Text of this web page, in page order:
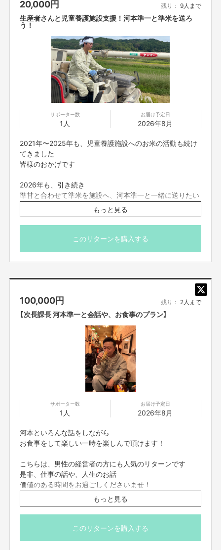
■児童養護施設への準甘・準米プロジェクトについて■
児童養護施設への準甘、お米寄贈のご支援では、
準甘やお米プロジェクトに、
集まったご支援額に応じて配送料をひいて個数を決め、
各児童施設の子供達へ届けるため、
発送の手続きに、順次入らせて頂きます。
準米、準甘、共に
生産->発送の手続きを順次取らせて頂きます。
おわりに
エンタテイメントは、不要不急かもしれません。
ですが、できることはあるんです！
心の底から笑顔になれるその日まで、微力ながら私も自分ができることに取
【ご支援にあたってのご注意事項】
■お送りした動画の、転売、他者(使用目的以外の)への転
送、SNS等に詳細な動画内容を投稿することは禁止です。
■購入する権利の転売や譲渡は禁止とさせていただきます。
■購入者は、個人的かつ非商用の目的に限り、動画を無期限で利用すること
ができます。
※営利目的、宣伝広告などの販売促進目的での利用や、譲渡、賃貸又は頒
布、インターネット等を通じた不特定多数の第三者へ配布・配信・販売等、
上記以外の利用は認められません。
■二次利用の目的や、有料イベントやPR目的での配信イベント・番組など
への使用は基本NGとします。
■購入いただいた動画の著作権はタレント本人又は当社に帰属します。購入
により、購入者に動画の著作権等の権利が譲渡されるものではございませ
■購入者が入力した全ての情報について、これらを蓄積し本サービスの円滑
な運営を目的として利用できるものとします。購入者はリターンの購入をも
って、同意するものとします。また取得する個人情報については「プライバ
シーポリシー」に従い適切に取り扱うものとします。
■購入者は、自ら及び自らが代表となって購入した商品を視聴する参加者全
てが、反社会的勢力（暴力団、暴力団員、暴力団準構成員、暴力団関係企
業、総会屋等、社会運動等標ぼうゴロ、特殊知能暴力集団及びこれらに準ず
る団体、並びにこれらの構成員等を指します。以下、同様とします。）に該
当せず、また、これら反社会的勢力との間で社会的に非難されるべき関係を
有していないことを保証します。
■上記事項の調査のためにプランナーから確認のメッセージもしくはメール
が届く場合がございます。予めご了承ください。
■購入者および購入した商品を視聴する参加者が上記事項の定めを違反して
いると判断した場合、当社は事前通告なしに即時リターンの提供を終了する
毎月、月末に施設へ送付を続けています
毎月送るので、
施設への支援にご参加希望の方は、
是非、是非
ご応募下さい！
準組の準甘発送と共に子供達へ
準甘を一緒に送らせていただきます！
是非、ご参加下さい！！
もしくは、
900mlの準甘を 5本
または、在庫に応じて対応可能なサイズの準甘を 準組と一
(在庫状況に応じて適切な価格のものを送らせていただき
ます！)
子供達に、河本と準甘を送ろう！
【河本からお礼動画が届きます！】
※支援者さまとのやり取りは、クラウドファンディングの
■お送りしたお写真と音声の、転売、他者(使用目的以外
の)への転送、SNS等に詳細な朗読内容を投稿することは
■購入する権利の転売や譲渡は禁止とさせていただきま
■購入者は、個人的かつ非商用の目的に限り、動画を無期
限で利用することができます。
※営利目的、宣伝広告などの販売促進目的での利用や、譲
の第三者へ配布・配信・販売等、上記以外の利用は認めら
れません。
■二次利用の目的や、有料イベントやPR目的での配信イベ
ント・番組などへの使用は基本NGとします。
■購入いただいた動画の著作権はタレント本人又は当社に
帰属します。購入により、購入者にお写真と音声の著作権
等の権利が譲渡されるものではございません。
■“あなた“のためのお礼動画
20,000円 残り： 9人まで
生産者さんと児童養護施設支援！河本準一と準米を送ろ
う！
サポーター数
1人
お届け予定日
2026年8月
2021年〜2025年も、児童養護施設へのお米の活動も続け
てきました
皆様のおかげです
2026年も、引き続き
準甘と合わせて準米を施設へ、河本準一と一緒に送りたい
方、
是非ご参加くださいませ！
1回の支援で 30キロの準米が1袋一緒に送れます！(送料や
毎月の
準米の児童養護施設への寄贈...。
あたたかいご支援の気持ちや
寄贈に賛同をしてくれようと質問をしてくれる方々。
感動する程、凄い反響がありました！
お米でみんなを笑顔にしたい
「児童養護施設にお米を配るプロジェクト」
心の底から笑顔になれるその日まで、
こちらのプロジェクトを実施し、
集まったご支援額に応じて配送料をひいて個数を決め、
各児童施設の子供達へ届けるため、
発送の手続きを順次取らせて頂きます。
もっと見る
このリターンを購入する
100,000円 残り： 2人まで
【次長課長 河本準一と会話や、お食事のプラン】
サポーター数
1人
お届け予定日
2026年8月
河本といろんな話をしながら
お食事をして楽しい一時を楽しんで頂けます！
こちらは、男性の経営者の方にも人気のリターンです
是非、仕事の話や、人生のお話
価値のある時間をお過ごしくださいませ！
お食事の際にかかる費用・お食事代は、ご購入者さま持ち
ですので
ご了承の上、申し込み下さいますよう、よろしくお願い申
もっと見る
このリターンを購入する